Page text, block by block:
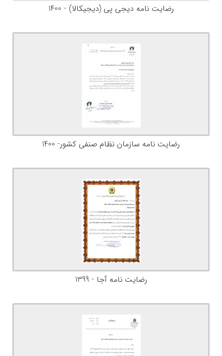
رضایت نامه دیجی پی (دیجیکالا) - 1400
رضایت نامه سازمان نظام صنفی کشور- 1400
رضایت نامه آجا - 1399